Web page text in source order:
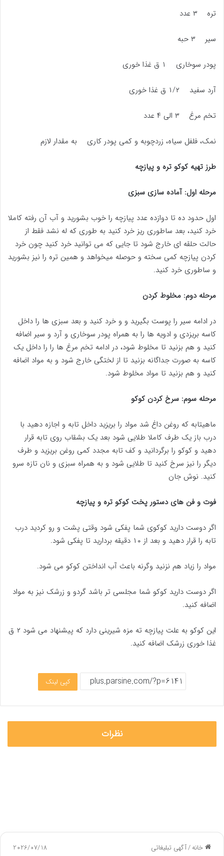
تره ۳ عدد
سیر ۳ حبه
پودر سوخاری ۱ ق غذا خوری
آرد سفید ۱/۲ ق غذا خوری
تخم مرغ ۳ الی ۴ عدد
نمک، فلفل سیاه، زردچوبه و کمی پودر کاری به مقدار لازم
طرز تهیه کوکو تره و پیازچه
مرحله اول: آماده سازی سبزی
اول حدود ده تا دوازده عدد پیازچه را خوب بشورید و آب آن رفته کاملا
خرد کنید، بعد ساطوری ریز خرد کنید به طوری که له نشد فقط از
حالت حلقه ای خارج شود تا جایی که می توانید خرد کنید چون خرد
کردن پیازچه کمی سخته و حوصله میخواهد و همین تره را نیز بشورید
و ساطوری خرد کنید.
مرحله دوم: مخلوط کردن
در ادامه سیر را پوست بگیرید و و خرد کنید و بعد سبزی ها را داخل
کاسه بریزدی و ادویه ها را به همراه پودر سوخاری و آرد و سیر اضافه
کنید و هم بزنید تا مخلوط شود، در ادامه تخم مرغ ها را را داخل یک
کاسه به صورت جداگانه بزنید تا از لختگی خارج شود و به مواد اضافه
کنید و هم بزنید تا مواد مخلوط شود.
مرحله سوم: سرخ کردن کوکو
ماهیتابه که روغن داغ شد مواد را بریزید داخل تابه و اجازه دهید با
درب باز یک طرف کاملا طلایی شود بعد یک بشقاب روی تابه قرار
دهید و کوکو را برگردانید و کف تابه مجدد کمی روغن بریزید و طرف
دیگر را نیز سرخ کنید تا طلایی شود و به همراه سبزی و نان تازه سرو
کنید. نوش جان
فوت و فن های دستور پخت کوکو تره و پیازچه
اگر دوست دارید کوکوی شما پفکی شود وقتی پشت و رو کردید درب
تابه را قرار دهید و بعد از ۱۰ دقیقه بردارید تا پفکی شود.
مواد را زیاد هم نزنید وگرنه باعث آب انداختن کوکو می شود.
اگر دوست دارید کوکو شما مجلسی تر باشد گردو و زرشک نیز به مواد
اضافه کنید.
این کوکو به علت پیازچه ته مزه شیرینی دارد که پیشنهاد می شود ۲ ق
غذا خوری زرشک اضافه کنید.
کپی لینک
نظرات